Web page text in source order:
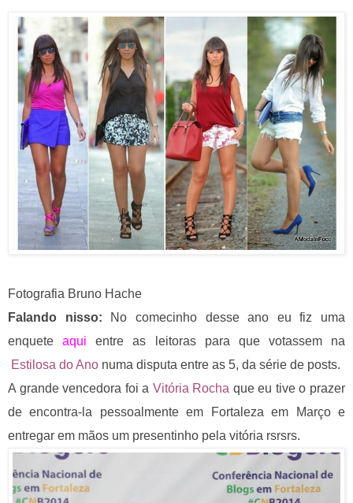
Fotografia Bruno Hache
Falando nisso: No comecinho desse ano eu fiz uma
enqueteaqui
entre as leitoras para que votassem na
Estilosa do Ano numa disputa entre as 5, da série de posts.
A grande vencedora foi a Vitória Rocha que eu tive o prazer
de encontra-la pessoalmente em Fortaleza em Março e
entregar em mãos um presentinho pela vitória rsrsrs.